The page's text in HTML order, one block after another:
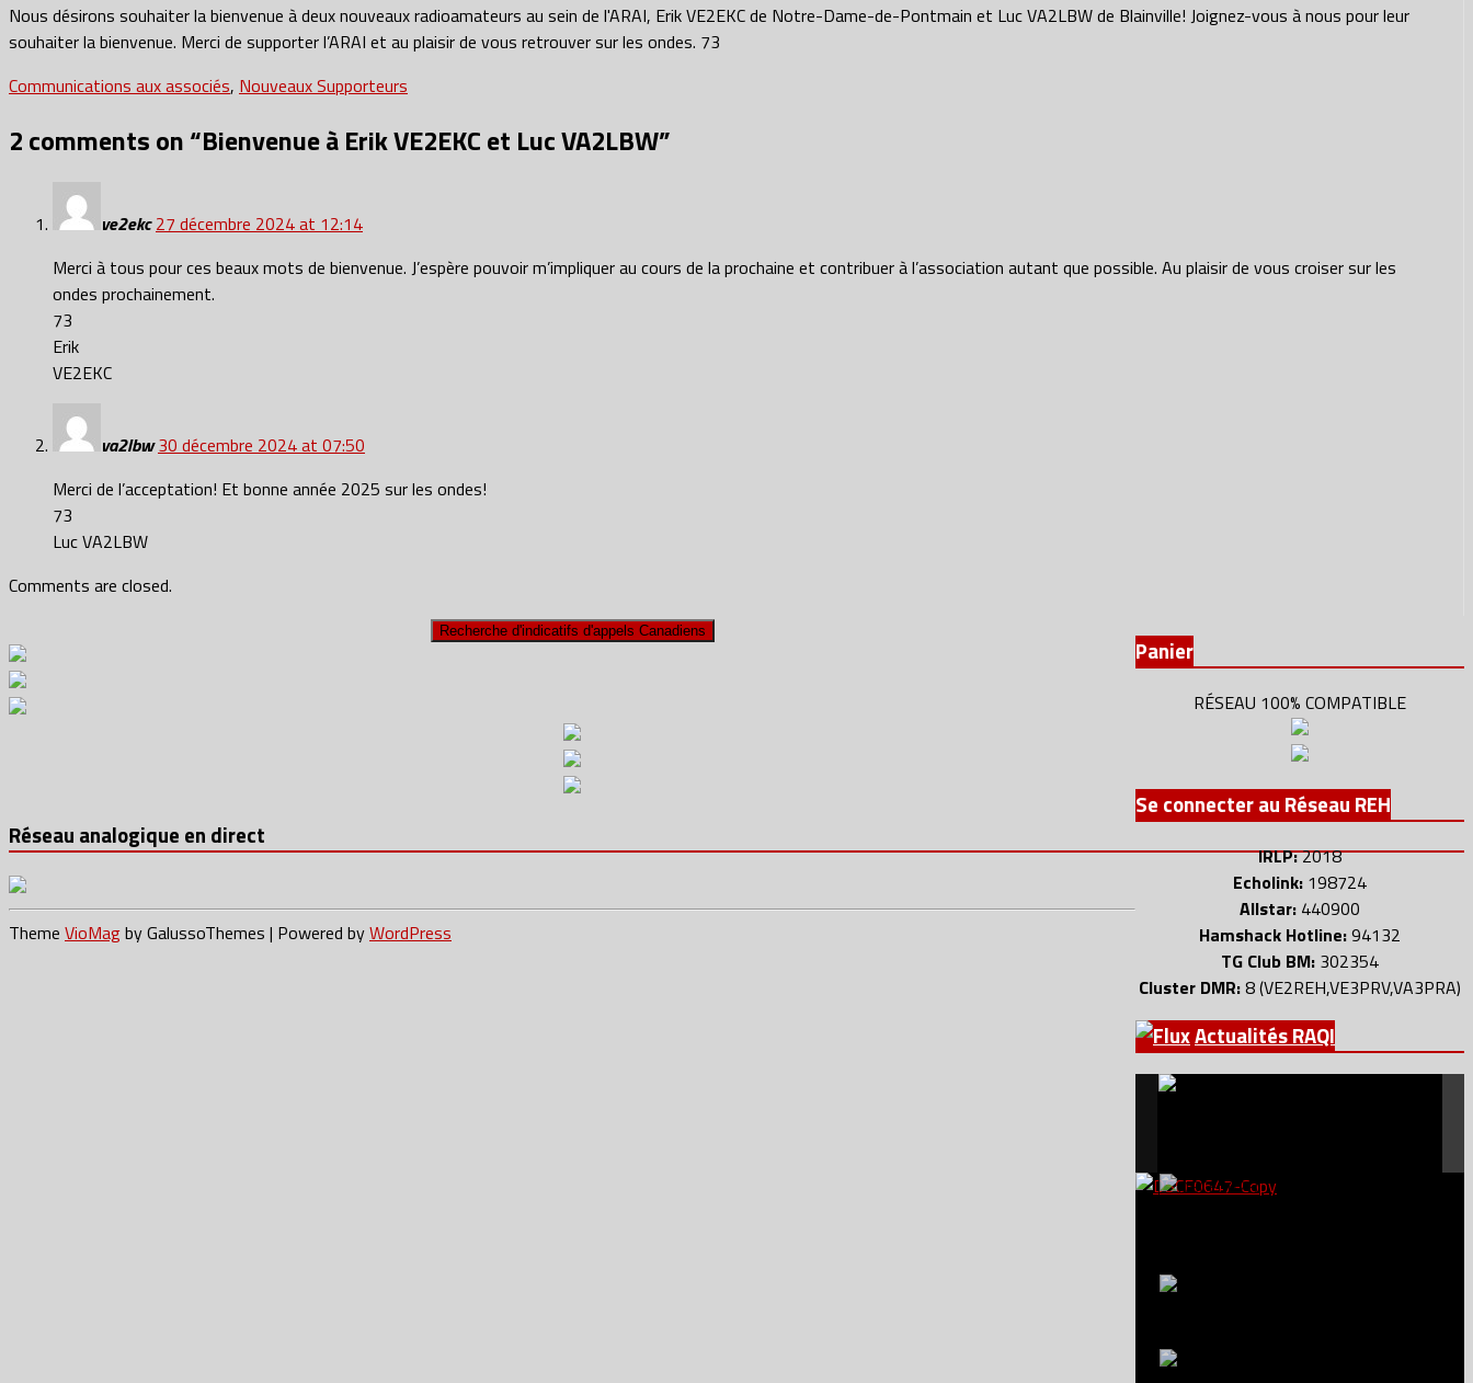
à
Erik
Luc
VA2LBW
Nous désirons souhaiter la bienvenue à deux nouveaux radioamateurs au sein de l'ARAI, Erik VE2EKC de Notre-Dame-de-Pontmain et Luc VA2LBW de Blainville! Joignez-vous à nous pour leur
souhaiter la bienvenue. Merci de supporter l’ARAI et au plaisir de vous retrouver sur les ondes. 73
Communications aux associés, Nouveaux Supporteurs
2 comments on “Bienvenue à Erik VE2EKC et Luc VA2LBW”
ve2ekc 27 décembre 2024 at 12:14
Merci à tous pour ces beaux mots de bienvenue. J’espère pouvoir m’impliquer au cours de la prochaine et contribuer à l’association autant que possible. Au plaisir de vous croiser sur les
ondes prochainement.
73
Erik
VE2EKC
va2lbw 30 décembre 2024 at 07:50
Merci de l’acceptation! Et bonne année 2025 sur les ondes!
73
Luc VA2LBW
Comments are closed.
Panier
RÉSEAU 100% COMPATIBLE
Se connecter au Réseau REH
IRLP:2018
Echolink: 198724
Allstar: 440900
Hamshack Hotline:94132
TG Club BM: 302354
Cluster DMR:8 (VE2REH,VE3PRV,VA3PRA)
Actualités RAQI
Réseau analogique en direct
Theme VioMagby GalussoThemes | Powered byWordPress